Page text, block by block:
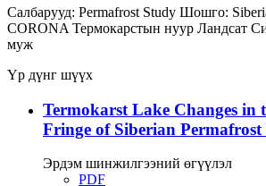
Салбарууд: Permafrost Study Шошго:
CORONA Термокарстын нуур Ландсат
муж
Үр дүнг шүүх
Termokarst Lake Changes in
Fringe of Siberian Permafrost
Эрдэм шинжилгээний өгүүлэл
PDF